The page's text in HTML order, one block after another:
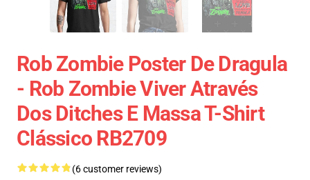
Rob Zombie Poster De Dragula
- Rob Zombie Viver Através
Dos Ditches E Massa T-Shirt
Clássico RB2709
(6 customer reviews)